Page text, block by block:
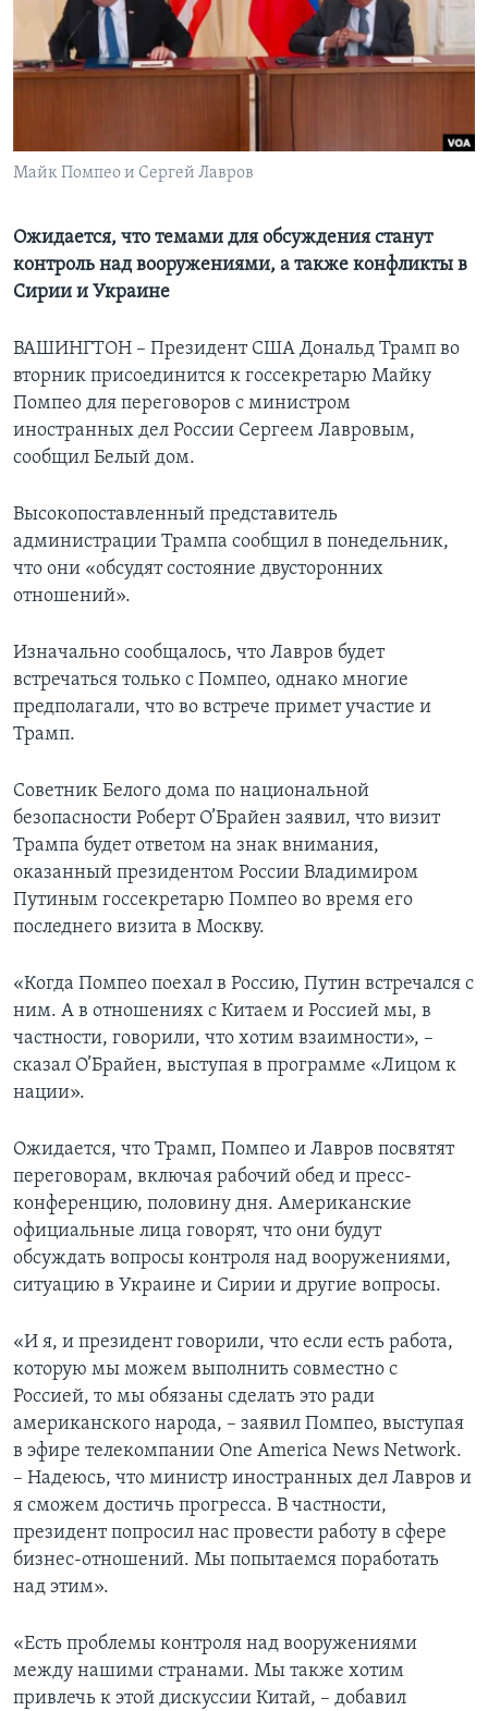
Learning English
Майк Помпео и Сергей Лавров
Ожидается, что темами для обсуждения станут
контроль над вооружениями, а также конфликты в
Сирии и Украине
ВАШИНГТОН – Президент США Дональд Трамп во
вторник присоединится к госсекретарю Майку
Помпео для переговоров с министром
иностранных дел России Сергеем Лавровым,
сообщил Белый дом.
Высокопоставленный представитель
администрации Трампа сообщил в понедельник,
что они «обсудят состояние двусторонних
отношений».
Изначально сообщалось, что Лавров будет
встречаться только с Помпео, однако многие
предполагали, что во встрече примет участие и
Трамп.
Советник Белого дома по национальной
безопасности Роберт О’Брайен заявил, что визит
Трампа будет ответом на знак внимания,
оказанный президентом России Владимиром
Путиным госсекретарю Помпео во время его
последнего визита в Москву.
«Когда Помпео поехал в Россию, Путин встречался с
ним. А в отношениях с Китаем и Россией мы, в
частности, говорили, что хотим взаимности», –
сказал О’Брайен, выступая в программе «Лицом к
нации».
Ожидается, что Трамп, Помпео и Лавров посвятят
переговорам, включая рабочий обед и пресс-
конференцию, половину дня. Американские
официальные лица говорят, что они будут
обсуждать вопросы контроля над вооружениями,
ситуацию в Украине и Сирии и другие вопросы.
«И я, и президент говорили, что если есть работа,
которую мы можем выполнить совместно с
Россией, то мы обязаны сделать это ради
американского народа, – заявил Помпео, выступая
в эфире телекомпании One America News Network.
– Надеюсь, что министр иностранных дел Лавров и
я сможем достичь прогресса. В частности,
президент попросил нас провести работу в сфере
бизнес-отношений. Мы попытаемся поработать
над этим».
«Есть проблемы контроля над вооружениями
между нашими странами. Мы также хотим
привлечь к этой дискуссии Китай, – добавил